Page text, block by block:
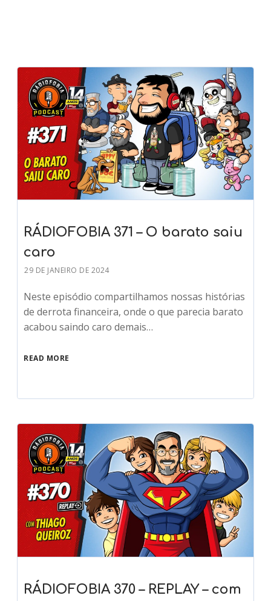
RÁDIOFOBIA 371 – O barato saiu
caro
29 DE JANEIRO DE 2024
Neste episódio compartilhamos nossas histórias
de derrota financeira, onde o que parecia barato
acabou saindo caro demais…
READ MORE
RÁDIOFOBIA 370 – REPLAY – com